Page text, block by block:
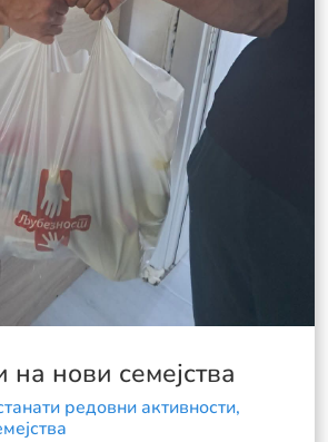
на нови семејства
редовни активности,